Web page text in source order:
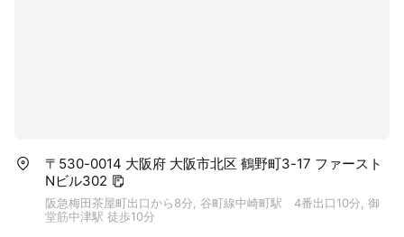
〒530-0014 大阪府 大阪市北区 鶴野町3-17 ファースト
Nビル302
阪急梅田茶屋町出口から8分, 谷町線中崎町駅 4番出口10分, 御
堂筋中津駅 徒歩10分